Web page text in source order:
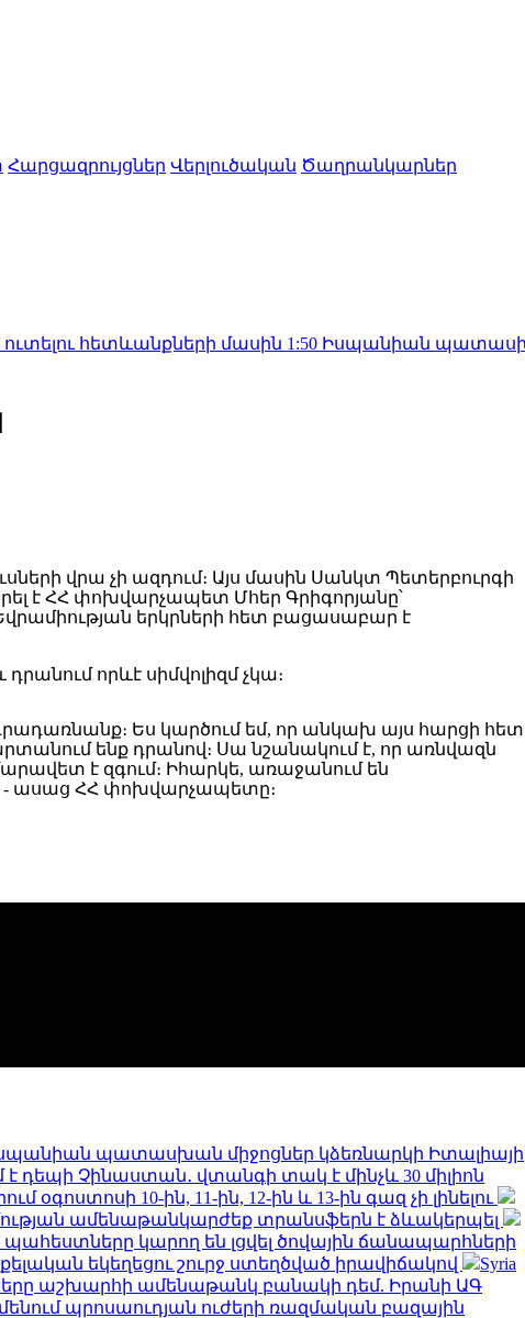
Հարցազրույցներ Վերլուծական Ծաղրանկարներ
մասին1:50Իսպանիան պատասխան
վրա չի ազդում։ Այս մասին Սանկտ Պետերբուրգի
է ՀՀ փոխվարչապետ Մհեր Գրիգորյանը՝
Եվրամիության երկրների հետ բացասաբար է
որևէ սիմվոլիզմ չկա։
Ես կարծում եմ, որ անկախ այս հարցի հետ
ենք դրանով։ Սա նշանակում է, որ առնվազն
է զգում։ Իհարկե, առաջանում են
- ասաց ՀՀ փոխվարչապետը։
պատասխան միջոցներ կձեռնարկի Իտալիայի
է դեպի Չինաստան․ վտանգի տակ է մինչև 30 միլիոն
10-ին, 11-ին, 12-ին և 13-ին գազ չի լինելու
ամենաթանկարժեք տրանսֆերն է ձևակերպել
կարող են լցվել ծովային ճանապարհների
եկեղեցու շուրջ ստեղծված իրավիճակով
Syria
աշխարհի ամենաթանկ բանակի դեմ. Իրանի ԱԳ
պրոսաուդյան ուժերի ռազմական բազային